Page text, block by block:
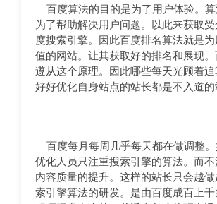
百度算法的目的是为了用户体验。
为了帮助解决用户问题。以此来获取
度搜索引擎。因此百度排名算法就是
值的网站。让其获取好的排名和展现
遵从这个原理。因此哪些每天光顾着
好好优化自身站点的站长都是不入道的
百度每月每周几乎每天都在做调整
优化人员只注重搜索引擎的算法。而
内容质量的提升。这样的站长只会越
索引擎算法的研发。是由百度成百上